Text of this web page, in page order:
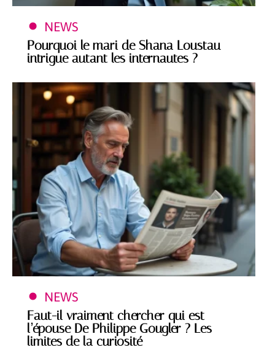
NEWS
Pourquoi le mari de Shana Loustau
intrigue autant les internautes ?
NEWS
Faut-il vraiment chercher qui est
l’épouse De Philippe Gougler ? Les
limites de la curiosité